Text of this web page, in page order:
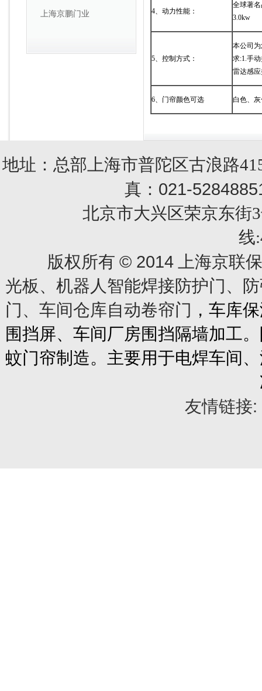
上海京鹏门业 4、动力性能：
全球著
3.0kw
5、控制方式：
本公司
求:1.手
雷达感
6、门帘颜色可选 白色、
地址：总部上海市普陀区古浪路
真： 021-
北京市大兴区荣京东街3
线
版权所有 © 2014上海京联
光板、机器人智能焊接防护门、
门、车间仓库自动卷帘门 ，车库
围挡屏、车间厂房围挡隔墙加工
蚊门帘制造。主要用于电焊车间
友情链接: